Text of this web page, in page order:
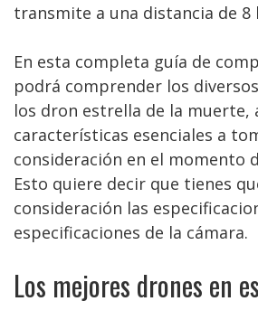
transmite a una distancia de 8
En esta completa guía de
podrá comprender los
los dron estrella de la muerte,
características esenciales a
consideración en el momento
Esto quiere decir que tienes
consideración las
especificaciones de la cámara.
Los mejores drones en